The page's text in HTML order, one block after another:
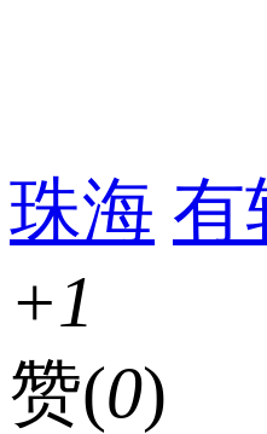
珠海 有
+1
赞(0)